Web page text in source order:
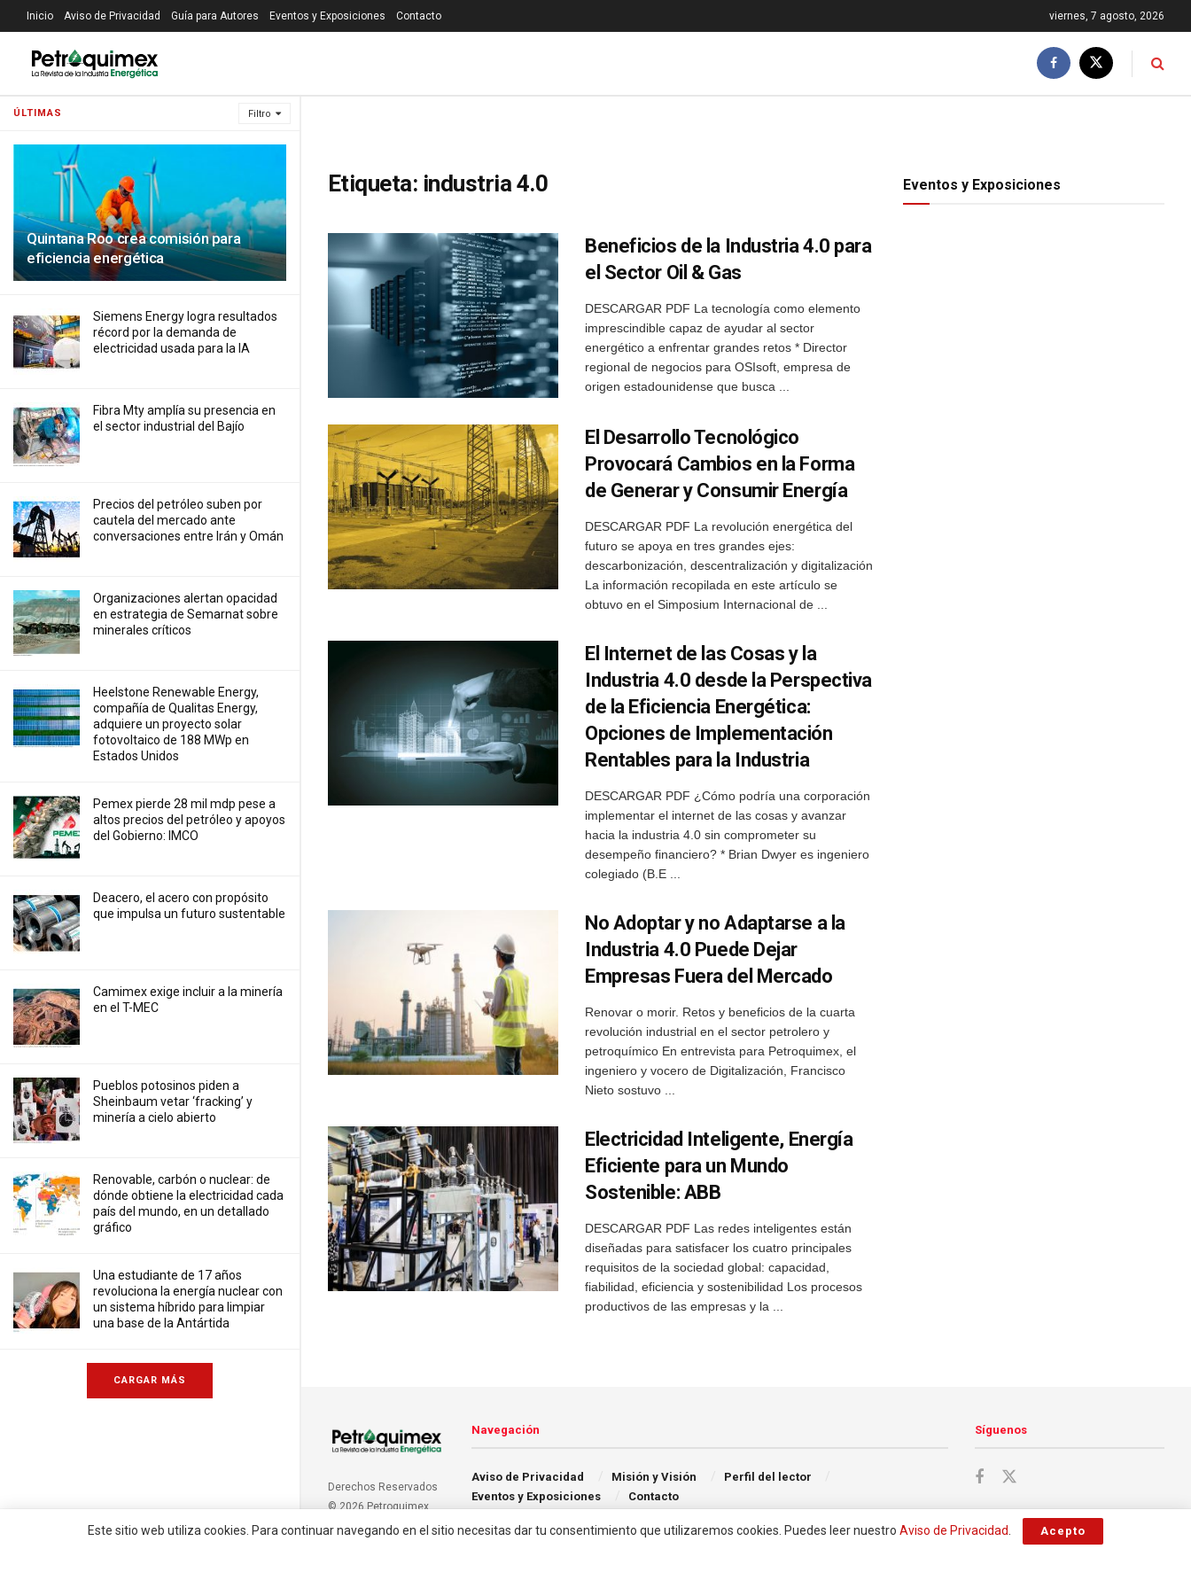
ÚLTIMAS Filtro
Quintana Roo crea comisión para
eficiencia energética
Siemens Energy logra resultados
récord por la demanda de
electricidad usada para la IA
Fibra Mty amplía su presencia en
el sector industrial del Bajío
Precios ⁠del petróleo suben por
cautela del mercado ante
conversaciones entre Irán y Omán
Organizaciones alertan opacidad
en estrategia de Semarnat sobre
minerales críticos
Heelstone Renewable Energy,
compañía de Qualitas Energy,
adquiere un proyecto solar
fotovoltaico de 188 MWp en
Estados Unidos
Pemex pierde 28 mil mdp pese a
altos precios del petróleo y apoyos
del Gobierno: IMCO
Deacero, el acero con propósito
que impulsa un futuro sustentable
Camimex exige incluir a la minería
en el T-MEC
Pueblos potosinos piden a
Sheinbaum vetar ‘fracking’ y
minería a cielo abierto
Renovable, carbón o nuclear: de
dónde obtiene la electricidad cada
país del mundo, en un detallado
gráfico
Una estudiante de 17 años
revoluciona la energía nuclear con
un sistema híbrido para limpiar
una base de la Antártida
CARGAR MÁS
Inicio Aviso de Privacidad Guía para Autores Eventos y Exposiciones Contacto viernes, 7 agosto, 2026
Etiqueta: industria 4.0
Beneficios de la Industria 4.0 para
el Sector Oil & Gas
DESCARGAR PDF La tecnología como elemento
imprescindible capaz de ayudar al sector
energético a enfrentar grandes retos * Director
regional de negocios para OSIsoft, empresa de
origen estadounidense que busca ...
El Desarrollo Tecnológico
Provocará Cambios en la Forma
de Generar y Consumir Energía
DESCARGAR PDF La revolución energética del
futuro se apoya en tres grandes ejes:
descarbonización, descentralización y digitalización
La información recopilada en este artículo se
obtuvo en el Simposium Internacional de ...
El Internet de las Cosas y la
Industria 4.0 desde la Perspectiva
de la Eficiencia Energética:
Opciones de Implementación
Rentables para la Industria
DESCARGAR PDF ¿Cómo podría una corporación
implementar el internet de las cosas y avanzar
hacia la industria 4.0 sin comprometer su
desempeño financiero? * Brian Dwyer es ingeniero
colegiado (B.E ...
No Adoptar y no Adaptarse a la
Industria 4.0 Puede Dejar
Empresas Fuera del Mercado
Renovar o morir. Retos y beneficios de la cuarta
revolución industrial en el sector petrolero y
petroquímico En entrevista para Petroquimex, el
ingeniero y vocero de Digitalización, Francisco
Nieto sostuvo ...
Electricidad Inteligente, Energía
Eficiente para un Mundo
Sostenible: ABB
DESCARGAR PDF Las redes inteligentes están
diseñadas para satisfacer los cuatro principales
requisitos de la sociedad global: capacidad,
fiabilidad, eficiencia y sostenibilidad Los procesos
productivos de las empresas y la ...
Eventos y Exposiciones
Derechos Reservados
© 2026 Petroquimex.
Navegación
Aviso de Privacidad Misión y Visión
Perfil del lector
Eventos y Exposiciones
Contacto
Síguenos
Este sitio web utiliza cookies. Para continuar navegando en el sitio necesitas dar tu consentimiento que utilizaremos cookies. Puedes leer nuestro Aviso de Privacidad Acepto